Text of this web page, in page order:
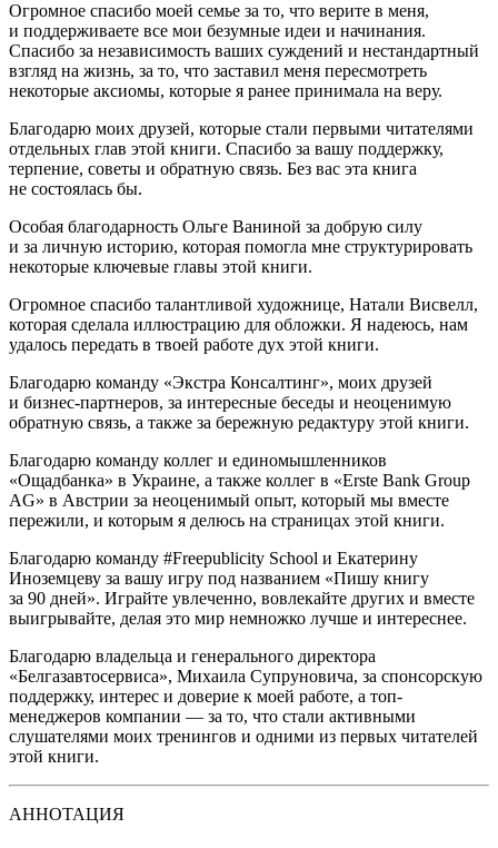
Огромное спасибо моей семье за то, что верите в меня,
и поддерживаете все мои безумные идеи и начинания.
Спасибо за независимость ваших суждений и нестандартный
взгляд на жизнь, за то, что заставил меня пересмотреть
некоторые аксиомы, которые я ранее принимала на веру.
Благодарю моих друзей, которые стали первыми читателями
отдельных глав этой книги. Спасибо за вашу поддержку,
терпение, советы и обратную связь. Без вас эта книга
не состоялась бы.
Особая благодарность Ольге Ваниной за добрую силу
и за личную историю, которая помогла мне структурировать
некоторые ключевые главы этой книги.
Огромное спасибо талантливой художнице, Натали Висвелл,
которая сделала иллюстрацию для обложки. Я надеюсь, нам
удалось передать в твоей работе дух этой книги.
Благодарю команду «Экстра Консалтинг», моих друзей
и бизнес-партнеров, за интересные беседы и неоценимую
обратную связь, а также за бережную редактуру этой книги.
Благодарю команду коллег и единомышленников
«Ощадбанка» в Украине, а также коллег в «Erste Bank Group
AG» в Австрии за неоценимый опыт, который мы вместе
пережили, и которым я делюсь на страницах этой книги.
Благодарю команду #Freepublicity School и Екатерину
Иноземцеву за вашу игру под названием «Пишу книгу
за 90 дней». Играйте увлеченно, вовлекайте других и вместе
выигрывайте, делая это мир немножко лучше и интереснее.
Благодарю владельца и генерального директора
«Белгазавтосервиса», Михаила Супруновича, за спонсорскую
поддержку, интерес и доверие к моей работе, а топ-
менеджеров компании — за то, что стали активными
слушателями моих тренингов и одними из первых читателей
этой книги.
АННОТАЦИЯ